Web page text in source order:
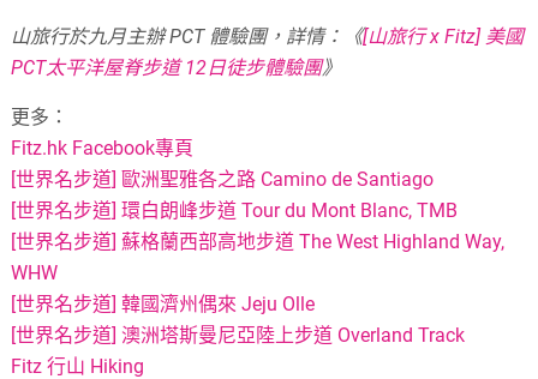
山旅行於九月主辦 PCT 體驗團，詳情：《[山旅行 x Fitz] 美國
PCT太平洋屋脊步道 12日徒步體驗團》
更多：
Fitz.hk Facebook專頁
[世界名步道] 歐洲聖雅各之路 Camino de Santiago
[世界名步道] 環白朗峰步道 Tour du Mont Blanc, TMB
[世界名步道] 蘇格蘭西部高地步道 The West Highland Way,
WHW
[世界名步道] 韓國濟州偶來 Jeju Olle
[世界名步道] 澳洲塔斯曼尼亞陸上步道 Overland Track
Fitz 行山 Hiking